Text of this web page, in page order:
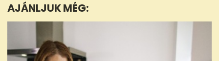
6
seconds
AJÁNLJUK MÉG: